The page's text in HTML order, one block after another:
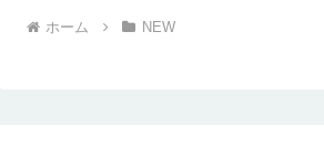
ホーム NEW